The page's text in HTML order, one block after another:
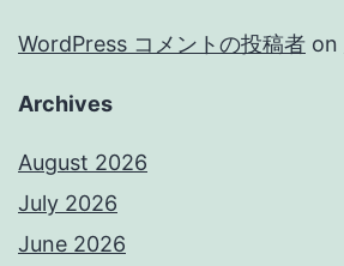
WordPress コメントの投稿者 on
Archives
August 2026
July 2026
June 2026